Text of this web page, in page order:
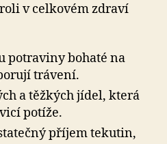
v celkovém zdraví
potraviny bohaté na
trávení.
a těžkých jídel, která
potíže.
příjem tekutin,